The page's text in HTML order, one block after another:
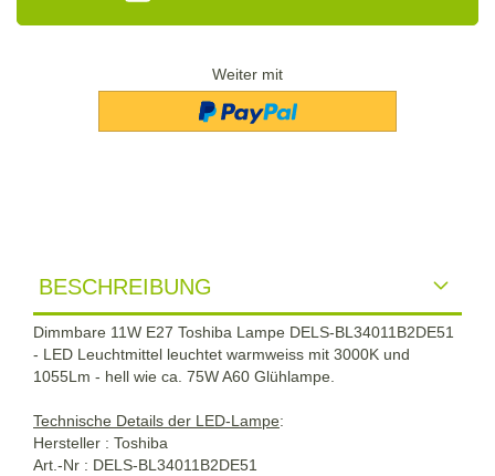
Weiter mit
BESCHREIBUNG
Dimmbare 11W E27 Toshiba Lampe DELS-BL34011B2DE51
- LED Leuchtmittel leuchtet warmweiss mit 3000K und
1055Lm - hell wie ca. 75W A60 Glühlampe.
Technische Details der LED-Lampe:
Hersteller : Toshiba
Art.-Nr : DELS-BL34011B2DE51